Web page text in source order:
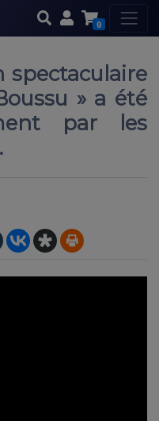
0
spectaculaire
» a été
par les